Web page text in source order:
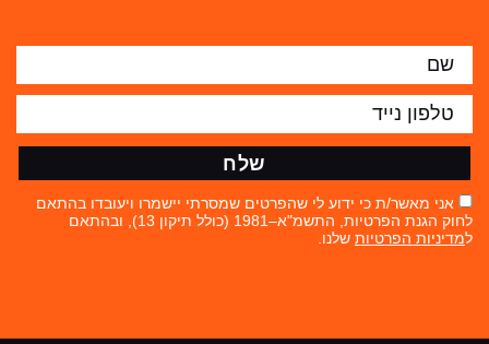
אני מאשר/ת כי ידוע לי שהפרטים שמסרתי יישמרו ויעובדו בהתאם
לחוק הגנת הפרטיות, התשמ"א–1981 (כולל תיקון 13), ובהתאם
למדיניות הפרטיות שלנו.
שלח